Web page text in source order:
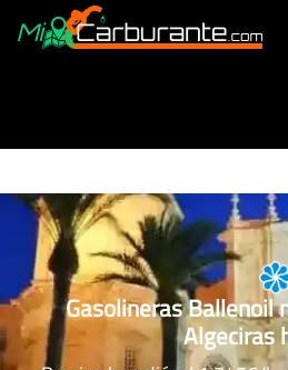
ABIERTAS 24H
ÚLTIMAS MATRÍCULAS
FAVORITASGasolineras Ballenoil
Algeciras